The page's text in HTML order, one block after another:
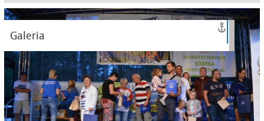
Galeria